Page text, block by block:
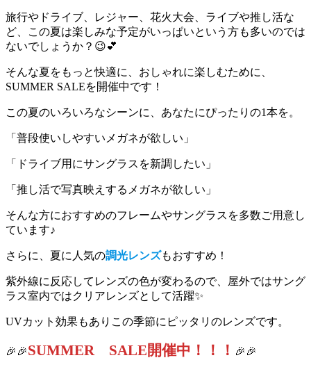
旅行やドライブ、レジャー、花火大会、ライブや推し活な
ど、この夏は楽しみな予定がいっぱいという方も多いのでは
ないでしょうか？😉💕
そんな夏をもっと快適に、おしゃれに楽しむために、
SUMMER SALEを開催中です！
この夏のいろいろなシーンに、あなたにぴったりの1本を。
「普段使いしやすいメガネが欲しい」
「ドライブ用にサングラスを新調したい」
「推し活で写真映えするメガネが欲しい」
そんな方におすすめのフレームやサングラスを多数ご用意し
ています♪
さらに、夏に人気の調光レンズもおすすめ！
紫外線に反応してレンズの色が変わるので、屋外ではサング
ラス室内ではクリアレンズとして活躍✨
UVカット効果もありこの季節にピッタリのレンズです。
🎉🎉SUMMER SALE開催中！！！ 🎉🎉